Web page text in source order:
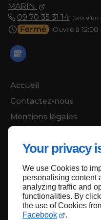
Your privacy
We use Cookies to
personalising content
analyzing traffic and
functionalities. By
the use of Cookies
Facebook
.
MARIN
09 70 35 31 14
Fermé ⋅ Ouvre à 12:00
Accueil
Contactez-nous
Mentions légales